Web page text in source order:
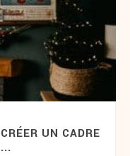
UN CADRE